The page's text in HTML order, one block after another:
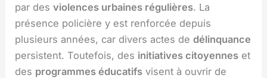
par desviolences urbaines régulières. La
présence policière y est renforcée depuis
plusieurs années, car divers actes dedélinquance
persistent. Toutefois, des initiatives citoyennes et
des programmes éducatifs visent à ouvrir de